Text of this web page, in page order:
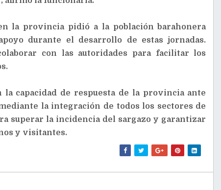
la provincia pidió a la población barahonera
durante el desarrollo de estas jornadas.
con las autoridades para facilitar los
capacidad de respuesta de la provincia ante
la integración de todos los sectores de
superar la incidencia del sargazo y garantizar
y visitantes.